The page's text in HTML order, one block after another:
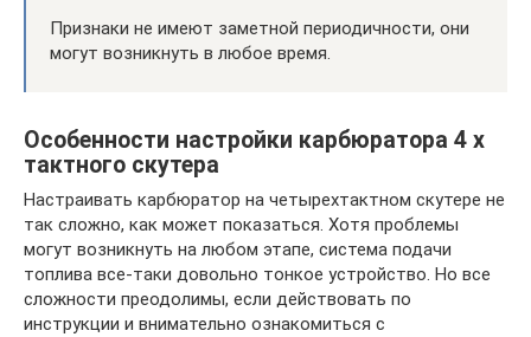
Признаки не имеют заметной периодичности, они
могут возникнуть в любое время.
Особенности настройки карбюратора 4 х
тактного скутера
Настраивать карбюратор на четырехтактном скутере не
так сложно, как может показаться. Хотя проблемы
могут возникнуть на любом этапе, система подачи
топлива все-таки довольно тонкое устройство. Но все
сложности преодолимы, если действовать по
инструкции и внимательно ознакомиться с